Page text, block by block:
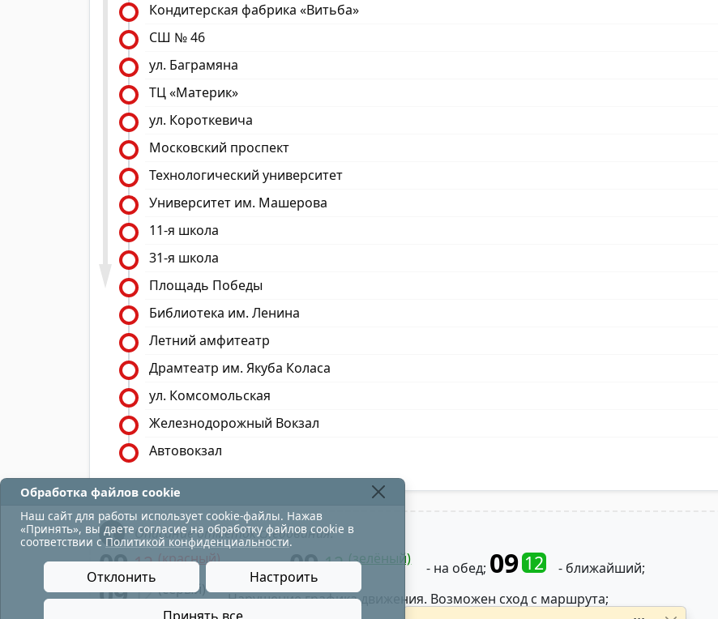
Кондитерская фабрика «Витьба»
СШ № 46
ул. Баграмяна
ТЦ «Материк»
ул. Короткевича
Московский проспект
Технологический университет
Университет им. Машерова
11-я школа
31-я школа
Площадь Победы
Библиотека им. Ленина
Летний амфитеатр
Драмтеатр им. Якуба Коласа
ул. Комсомольская
Железнодорожный Вокзал
Автовокзал
Описание отметок следования:
09 12(красный)
- в парк; 09 12(зелёный)
- на обед; 09 12 - ближайший;
09 12(серый)
- Нарушение графика движения. Возможен сход с маршрута;
Обработка файлов cookie
Наш сайт для работы использует cookie-файлы. Нажав
«Принять», вы даете согласие на обработку файлов cookie в
соответствии с Политикой конфиденциальности.
Отклонить Настроить